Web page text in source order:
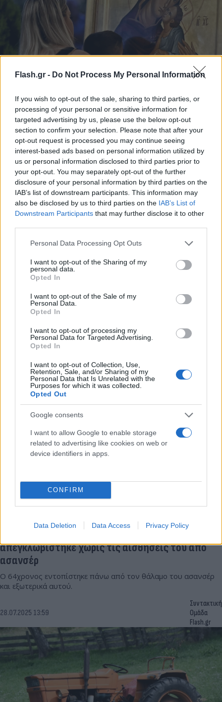
Flash.gr - Do Not Process My Personal Information
If you wish to opt-out of the sale, sharing to third parties, or
processing of your personal or sensitive information for
targeted advertising by us, please use the below opt-out
section to confirm your selection. Please note that after your
opt-out request is processed you may continue seeing
interest-based ads based on personal information utilized by
us or personal information disclosed to third parties prior to
your opt-out. You may separately opt-out of the further
disclosure of your personal information by third parties on the
IAB’s list of downstream participants. This information may
also be disclosed by us to third parties on the IAB’s List of
Downstream Participants that may further disclose it to other
Please note that this website/app uses one or more Google
not limited to your visit or usage behaviour. You may click to
grant or deny consent to Google and its third-party tags to
use your data for below specified purposes in below Google
consent section.
Personal Data Processing Opt Outs
I want to opt-out of the Sharing of my
personal data.
Opted In
I want to opt-out of the Sale of my
Personal Data.
Opted In
I want to opt-out of processing my
Personal Data for Targeted Advertising.
Opted In
I want to opt-out of Collection, Use,
Retention, Sale, and/or Sharing of my
Personal Data that Is Unrelated with the
Purposes for which it was collected.
Opted Out
Google consents
I want to allow Google to enable storage
related to advertising like cookies on web or
device identifiers in apps.
CONFIRM
Data Deletion Data Access Privacy Policy
Σουμελά και Τήνο – Τα ιερά προσκυνήματα που
ενώνουν τους Έλληνες
Συγκίνηση, κατάνυξη και δέος από χιλιάδες πιστούς σε
Παναγιά Σουμελά και Παναγιά της Τήνου ανήμερα της
Κοιμήσεως της Θεοτόκου.
15.08.2025 13:46
Ομάδα
Flash.gr
Ημαθίας
Για τη φωτιά που εκδηλώθηκε στις 14:15 κινητοποιήθηκαν
επίγεια και εναέρια μέσα. Καίει κοντά στην Εγνατία Οδό.
03.08.2025 15:40
Συντακτική
απεγκλωβίστηκε χωρίς τις αισθήσεις του από
ασανσέρ
Ο 64χρονος εντοπίστηκε πάνω από τον θάλαμο του ασανσέρ
και εξωτερικά αυτού.
28.07.2025 13:59
Συντακτική
Ομάδα
Flash.gr